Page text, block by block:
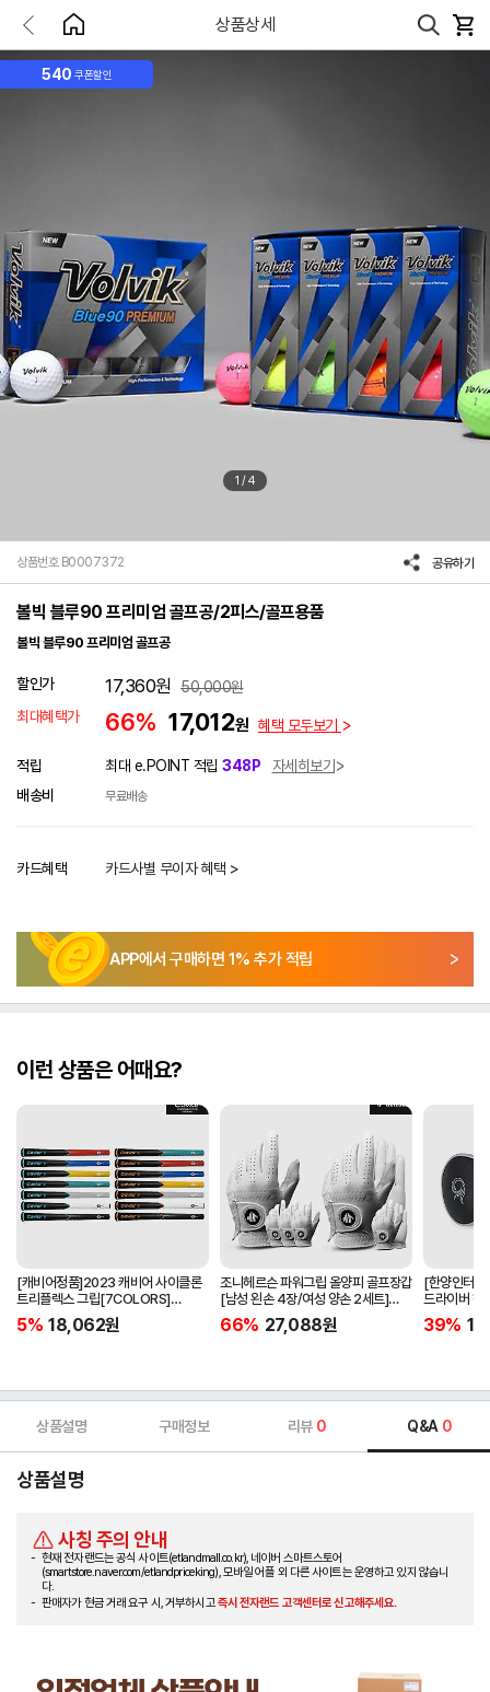
상품상세
540 쿠폰할인
1 /4
상품번호 B0007372 공유하기
볼빅 블루90 프리미엄 골프공/2피스/골프용품
볼빅 블루90 프리미엄 골프공
할인가 17,360원 50,000원
최대혜택가
66% 17,012원 혜택 모두보기
적립 최대 e.POINT 적립 348P
자세히보기
배송비
무료배송
카드혜택 카드사별 무이자 혜택 >
APP에서 구매하면 1% 추가 적립
이런 상품은 어때요?
[캐비어정품]2023 캐비어 사이클론
트리플렉스 그립[7COLORS]
[라운드][39g/42g/46g/50g]
[R/S 토크]
5% 18,062원
조니헤르슨 파워그립 올양피 골프장갑
[남성 왼손 4장/여성 양손 2세트]
[화이트][케이스포함]
66% 27,088원
[한양인터
드라이버 헤
[HD-302]
39%
상품설명 구매정보 리뷰 0 Q&A 0
상품설명
사칭 주의 안내
현재 전자랜드는 공식 사이트(etlandmall.co.kr), 네이버 스마트스토어
(smartstore.naver.com/etlandpriceking), 모바일 어플 외 다른 사이트는 운영하고 있지 않습니
다.
판매자가 현금 거래 요구 시, 거부하시고즉시 전자랜드 고객센터로 신고해주세요.